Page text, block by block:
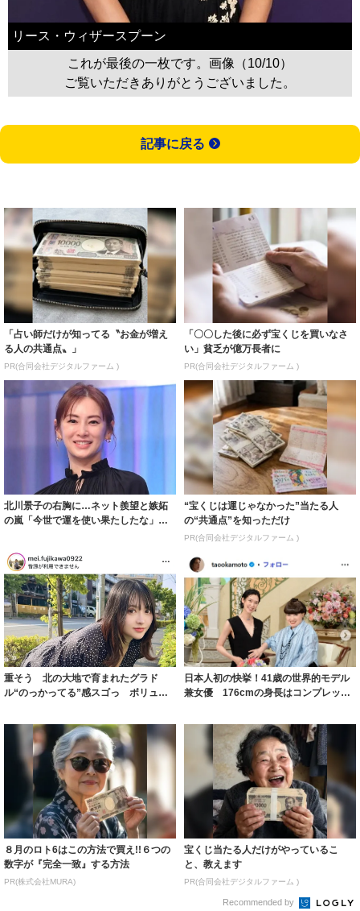
リース・ウィザースプーン
これが最後の一枚です。画像（10/10）
ご覧いただきありがとうございました。
記事に戻る
「占い師だけが知ってる〝お金が増え
る人の共通点〟」
PR(合同会社デジタルファーム )
「〇〇した後に必ず宝くじを買いなさ
い」貧乏が億万長者に
PR(合同会社デジタルファーム )
北川景子の右胸に…ネット羨望と嫉妬
の嵐「今世で運を使い果たしたな」
“宝くじは運じゃなかった”当たる人
の“共通点”を知っただけ
PR(合同会社デジタルファーム )
重そう 北の大地で育まれたグラド
ル“のっかってる”感スゴっ ボリュー
日本人初の快挙！41歳の世界的モデル
兼女優 176cmの身長はコンプレック
８月のロト6はこの方法で買え!!６つの
数字が『完全一致』する方法
PR(株式会社MURA)
宝くじ当たる人だけがやっているこ
と、教えます
PR(合同会社デジタルファーム )
Recommended by